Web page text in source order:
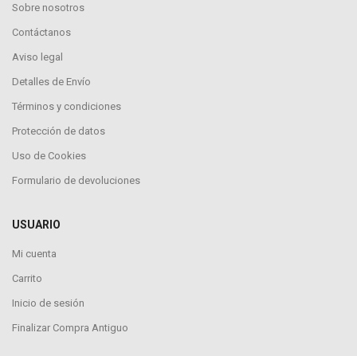
Sobre nosotros
Contáctanos
Aviso legal
Detalles de Envío
Términos y condiciones
Protección de datos
Uso de Cookies
Formulario de devoluciones
USUARIO
Mi cuenta
Carrito
Inicio de sesión
Finalizar Compra Antiguo